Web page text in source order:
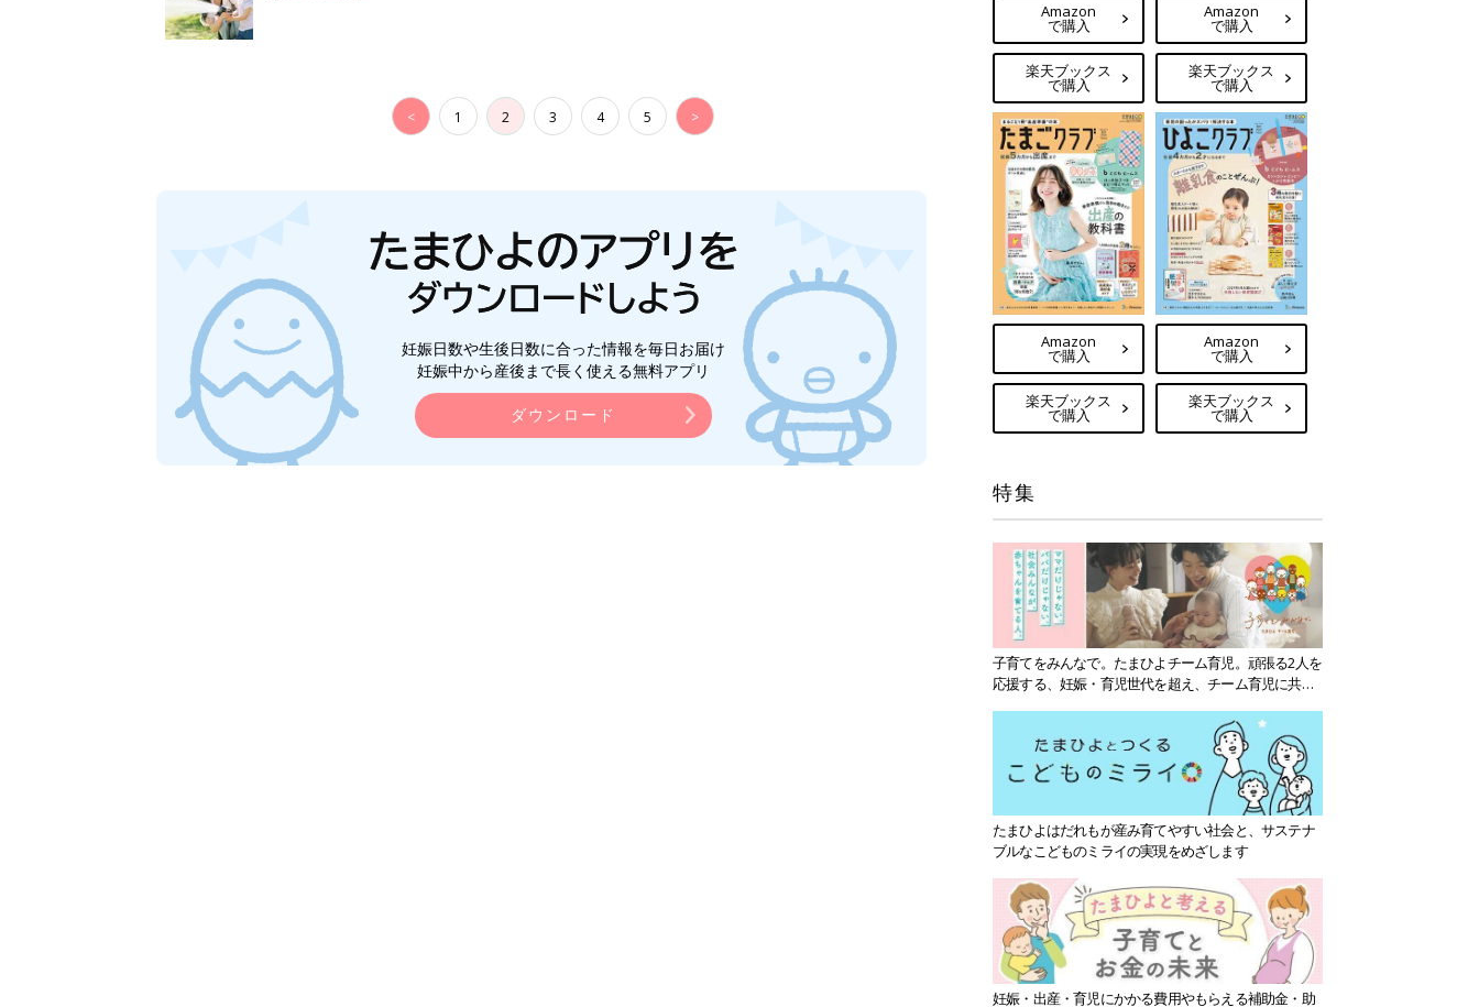
< 1 2 3 4 5 >
妊娠日数や生後日数に合った情報を毎日お届け
妊娠中から産後まで長く使える無料アプリ
ダウンロード
Amazon
で購入
楽天ブックス
で購入
Amazon
で購入
楽天ブックス
で購入
Amazon
で購入
楽天ブックス
で購入
Amazon
で購入
楽天ブックス
で購入
特集
子育てをみんなで。たまひよチーム育児。頑張る2人を
応援する、妊娠・育児世代を超え、チーム育児に共感
たまひよはだれもが産み育てやすい社会と、サステナ
ブルなこどものミライの実現をめざします
妊娠・出産・育児にかかる費用やもらえる補助金・助